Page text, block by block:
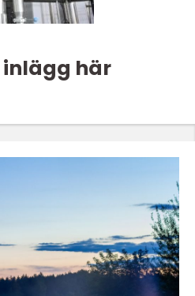
inlägg här